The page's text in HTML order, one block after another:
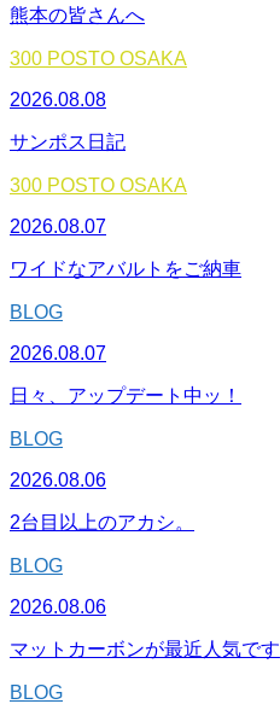
熊本の皆さんへ
300 POSTO OSAKA
2026.08.08
サンポス日記
300 POSTO OSAKA
2026.08.07
ワイドなアバルトをご納車
BLOG
2026.08.07
日々、アップデート中ッ！
BLOG
2026.08.06
2台目以上のアカシ。
BLOG
2026.08.06
マットカーボンが最近人気です
BLOG